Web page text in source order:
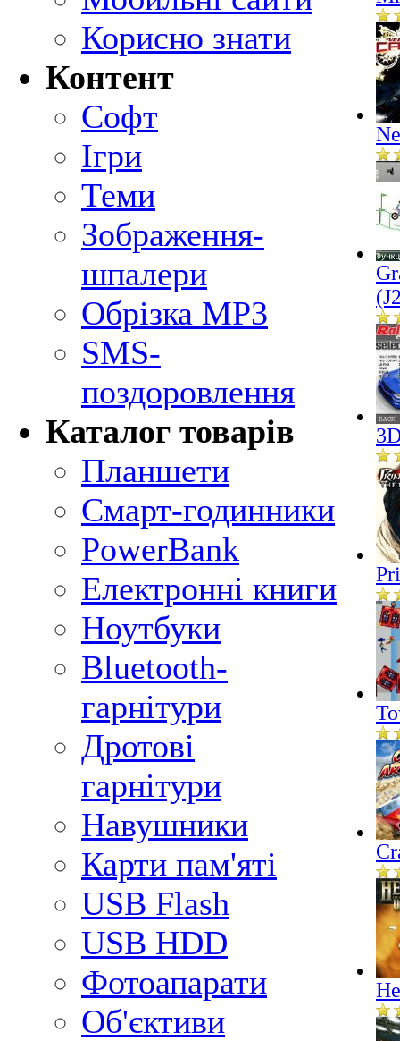
Корисно знати
Контент
Софт
Ігри
Теми
Зображення-
шпалери
Обрізка MP3
SMS-
поздоровлення
Каталог товарів
Планшети
Смарт-годинники
PowerBank
Електронні книги
Ноутбуки
Bluetooth-
гарнітури
Дротові
гарнітури
Навушники
Карти пам'яті
USB Flash
USB HDD
Фотоапарати
Об'єктиви